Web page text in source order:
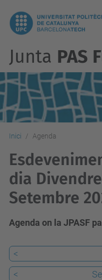
Junta PAS
Inici Agenda
dia
Setembre
Agenda on la JPASF
<
<